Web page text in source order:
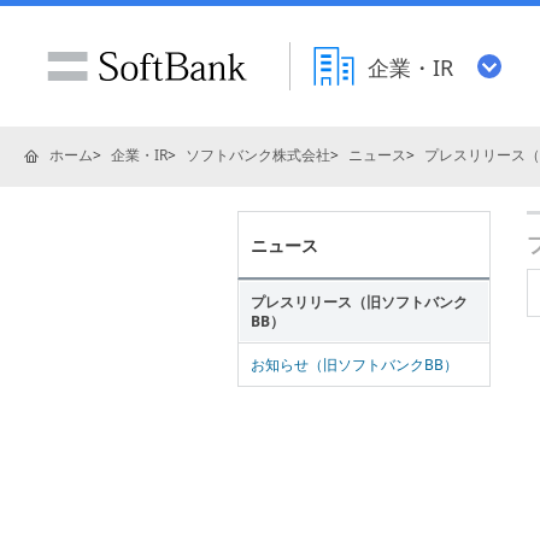
企業・IR
ホーム 企業・IR ソフトバンク株式会社 ニュース プレスリリース
ニュース
プレスリリース（旧ソフトバンク
BB）
お知らせ（旧ソフトバンクBB）